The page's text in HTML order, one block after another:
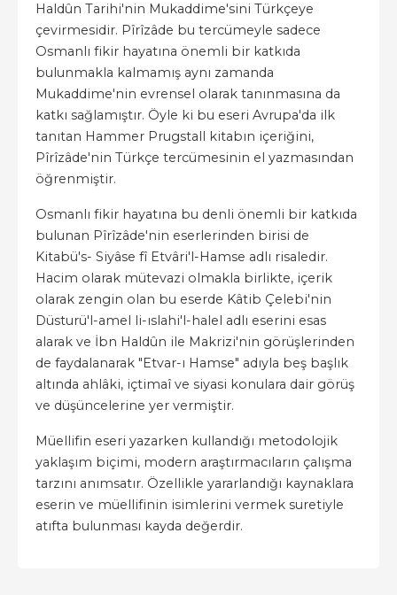
Haldûn Tarihi'nin Mukaddime'sini Türkçeye
çevirmesidir. Pîrîzâde bu tercümeyle sadece
Osmanlı fikir hayatına önemli bir katkıda
bulunmakla kalmamış aynı zamanda
Mukaddime'nin evrensel olarak tanınmasına da
katkı sağlamıştır. Öyle ki bu eseri Avrupa'da ilk
tanıtan Hammer Prugstall kitabın içeriğini,
Pîrîzâde'nin Türkçe tercümesinin el yazmasından
öğrenmiştir.
Osmanlı fikir hayatına bu denli önemli bir katkıda
bulunan Pîrîzâde'nin eserlerinden birisi de
Kitabü's- Siyâse fî Etvâri'l-Hamse adlı risaledir.
Hacim olarak mütevazi olmakla birlikte, içerik
olarak zengin olan bu eserde Kâtib Çelebi'nin
Düsturü'l-amel li-ıslahi'l-halel adlı eserini esas
alarak ve İbn Haldûn ile Makrizi'nin görüşlerinden
de faydalanarak "Etvar-ı Hamse" adıyla beş başlık
altında ahlâki, içtimaî ve siyasi konulara dair görüş
ve düşüncelerine yer vermiştir.
Müellifin eseri yazarken kullandığı metodolojik
yaklaşım biçimi, modern araştırmacıların çalışma
tarzını anımsatır. Özellikle yararlandığı kaynaklara
eserin ve müellifinin isimlerini vermek suretiyle
atıfta bulunması kayda değerdir.